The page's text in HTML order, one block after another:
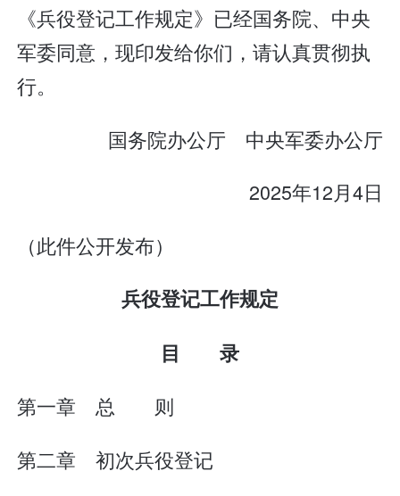
《兵役登记工作规定》已经国务院、中央
军委同意，现印发给你们，请认真贯彻执
行。
国务院办公厅 中央军委办公厅
2025年12月4日
（此件公开发布）
兵役登记工作规定
目 录
第一章 总 则
第二章 初次兵役登记